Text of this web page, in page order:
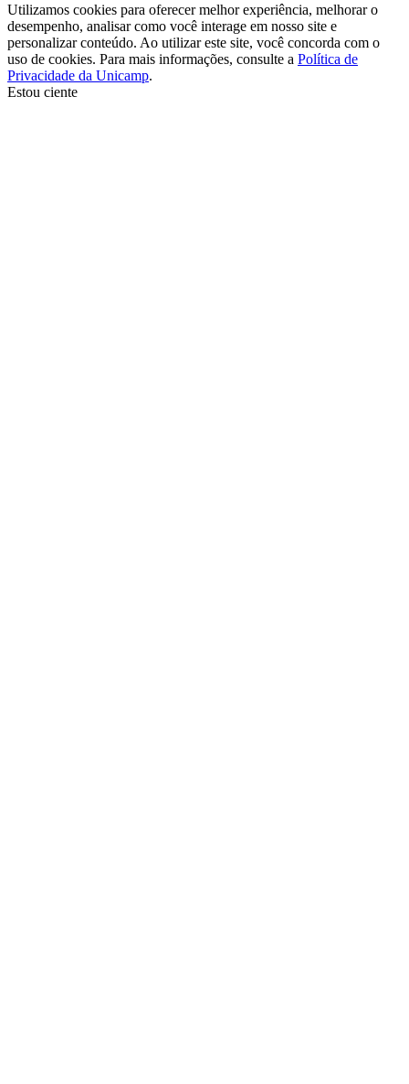
Utilizamos cookies para oferecer melhor experiência, melhorar o
desempenho, analisar como você interage em nosso site e
personalizar conteúdo. Ao utilizar este site, você concorda com o
uso de cookies. Para mais informações, consulte a Política de
Privacidade da Unicamp.
Estou ciente